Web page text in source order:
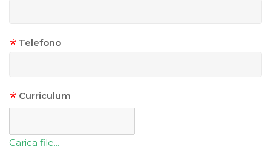
Telefono
Curriculum
Carica file...